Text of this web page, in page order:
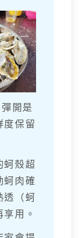
開是
度保留
蚵殼超
蚵肉確
（蚵
用。